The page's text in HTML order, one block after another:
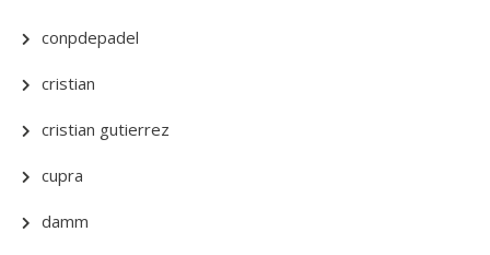
conpdepadel
cristian
cristian gutierrez
cupra
damm